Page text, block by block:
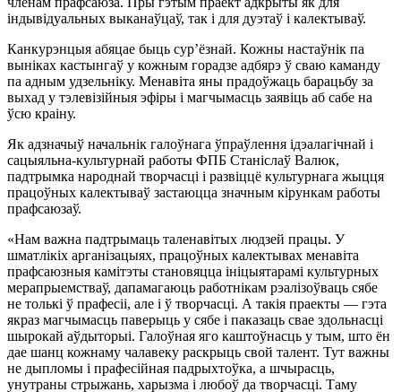
індывідуальных выканаўцаў, так і для дуэтаў і калектываў.
Канкурэнцыя абяцае быць сур’ёзнай. Кожны настаўнік па
выніках кастынгаў у кожным горадзе адбярэ ў сваю каманду
па адным удзельніку. Менавіта яны прадоўжаць барацьбу за
выхад у тэлевізійныя эфіры і магчымасць заявіць аб сабе на
ўсю краіну.
Як адзначыў начальнік галоўнага ўпраўлення ідэалагічнай і
сацыяльна-культурнай работы ФПБ Станіслаў Валюк,
падтрымка народнай творчасці і развіццё культурнага жыцця
працоўных калектываў застаюцца значным кірункам работы
прафсаюзаў.
«Нам важна падтрымаць таленавітых людзей працы. У
шматлікіх арганізацыях, працоўных калектывах менавіта
прафсаюзныя камітэты становяцца ініцыятарамі культурных
мерапрыемстваў, дапамагаюць работнікам рэалізоўваць сябе
не толькі ў прафесіі, але і ў творчасці. А такія праекты — гэта
якраз магчымасць паверыць у сябе і паказаць свае здольнасці
шырокай аўдыторыі. Галоўная яго каштоўнасць у тым, што ён
дае шанц кожнаму чалавеку раскрыць свой талент. Тут важны
не дыпломы і прафесійная падрыхтоўка, а шчырасць,
унутраны стрыжань, харызма і любоў да творчасці. Таму